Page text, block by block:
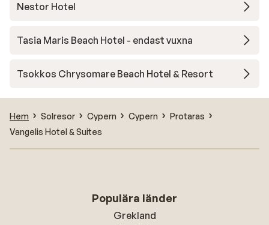
Nestor Hotel
Tasia Maris Beach Hotel - endast vuxna
Tsokkos Chrysomare Beach Hotel & Resort
Hem Solresor Cypern Cypern
Protaras
Vangelis Hotel & Suites
Populära länder
Grekland